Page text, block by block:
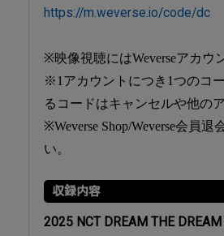
https://m.weverse.io/code/dc
※映像視聴にはWeverseアカウ
※1アカウントにつき1つのコ
るコードはキャンセルや他の
※Weverse Shop/Weverse会員
い。
収録内容
2025 NCT DREAM THE